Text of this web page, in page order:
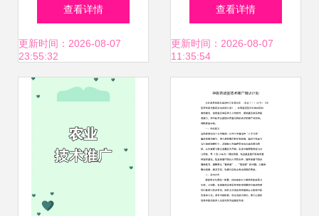
术实力引领市场新
时代
查看详情
更新时间：2026-08-07
23:55:32
查看详情
更新时间：2026-08-07
11:35:54